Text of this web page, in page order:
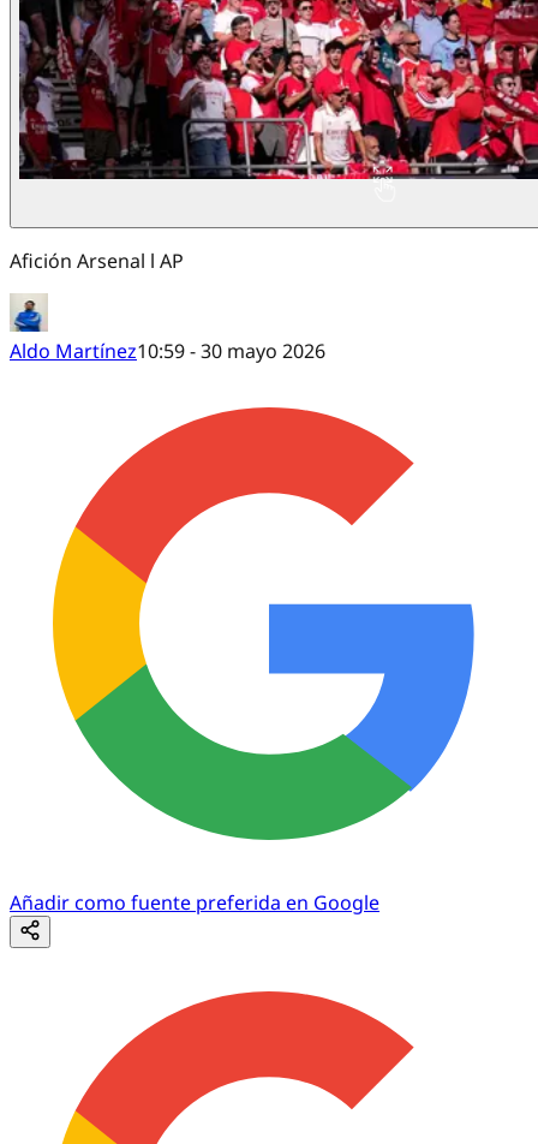
Afición Arsenal l AP
Aldo Martínez10:59 - 30 mayo 2026
Añadir como fuente preferida en Google